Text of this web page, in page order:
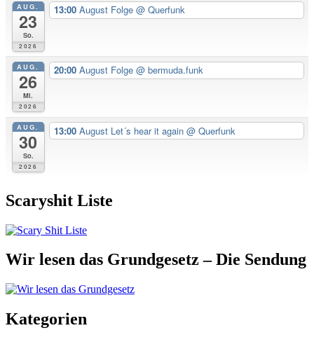
AUG.
23
So.
2026
13:00 August Folge @ Querfunk
AUG.
26
Mi.
2026
20:00 August Folge @ bermuda.funk
AUG.
30
So.
2026
13:00 August Let´s hear it again @ Querfunk
Scaryshit Liste
Wir lesen das Grundgesetz – Die Sendung
Kategorien